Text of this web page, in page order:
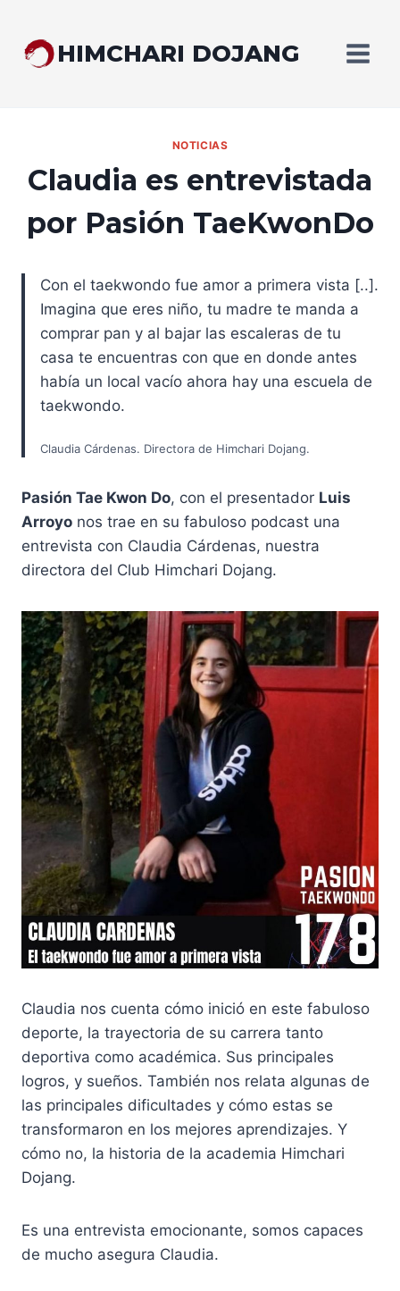
contenidoHIMCHARI DOJANG
NOTICIAS
Claudia es entrevistada
por Pasión TaeKwonDo
Con el taekwondo fue amor a primera vista [..].
Imagina que eres niño, tu madre te manda a
comprar pan y al bajar las escaleras de tu
casa te encuentras con que en donde antes
había un local vacío ahora hay una escuela de
taekwondo.
Claudia Cárdenas. Directora de Himchari Dojang.
Pasión Tae Kwon Do, con el presentador Luis
Arroyo nos trae en su fabuloso podcast una
entrevista con Claudia Cárdenas, nuestra
directora del Club Himchari Dojang.
Claudia nos cuenta cómo inició en este fabuloso
deporte, la trayectoria de su carrera tanto
deportiva como académica. Sus principales
logros, y sueños. También nos relata algunas de
las principales dificultades y cómo estas se
transformaron en los mejores aprendizajes. Y
cómo no, la historia de la academia Himchari
Dojang.
Es una entrevista emocionante, somos capaces
de mucho asegura Claudia.